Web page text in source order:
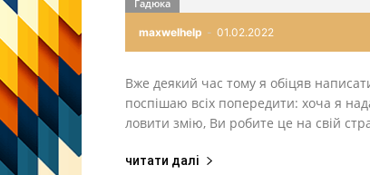
maxwelhelp - 01.02.2022
Гадюка
Вже деякий час тому я обіцяв
поспішаю всіх попередити: хоча я
ловити змію, Ви робите це на свій
читати далі